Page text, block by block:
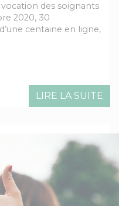
des soignants
2020, 30
centaine en ligne,
LIRE LA SUITE